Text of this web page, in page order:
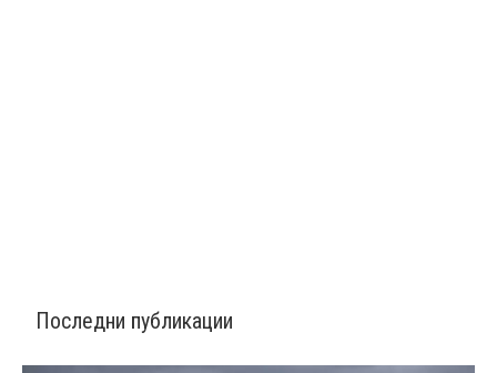
Последни публикации